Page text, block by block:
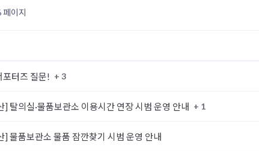
페이지
포터즈 질문! + 3
] 탈의실·물품보관소 이용시간 연장 시범 운영 안내 + 1
] 물품보관소 물품 잠깐찾기 시범 운영 안내